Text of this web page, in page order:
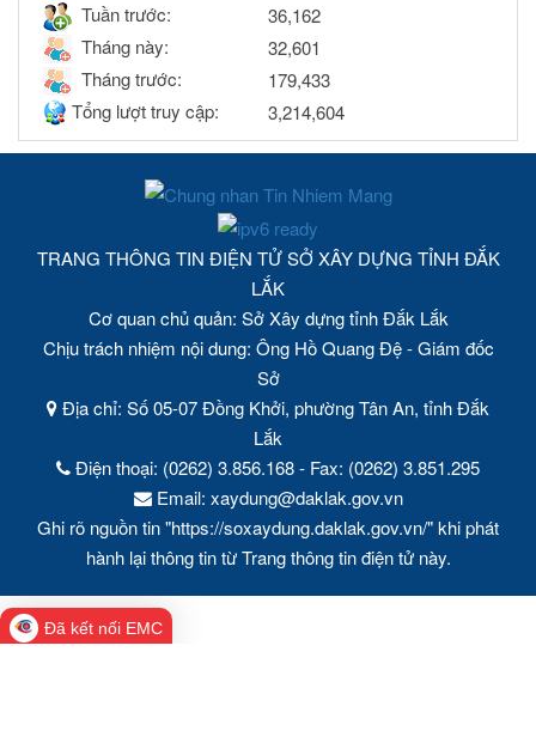
Đang trực tuyến:
1794
Hôm nay:
230
Hôm qua:
4,808
Tuần này:
27,128
Tuần trước:
36,162
Tháng này:
Tháng trước:
3,214,604
TRANG THÔNG TIN ĐIỆN TỬ SỞ XÂY DỰNG TỈNH ĐẮK
LẮK
Cơ quan chủ quản: Sở Xây dựng tỉnh Đắk Lắk
Chịu trách nhiệm nội dung: Ông Hồ Quang Đệ - Giám đốc
Sở
Địa chỉ: Số 05-07 Đồng Khởi, phường Tân An, tỉnh Đắk
Lắk
Điện thoại: (0262) 3.856.168 - Fax: (0262) 3.851.295
Email: xaydung@daklak.gov.vn